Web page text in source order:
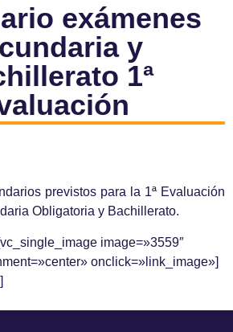
exámenes
y
1ª
previstos para la 1ª Evaluación
Obligatoria y Bachillerato.
image=»3559″
onclick=»link_image»]